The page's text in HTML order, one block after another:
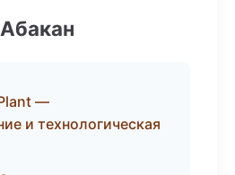
—
и технологическая